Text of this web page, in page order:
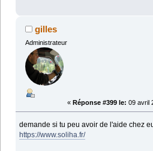
gilles
Administrateur
« Réponse #399 le: 09 avril
demande si tu peu avoir de l'aide chez
https://www.soliha.fr/